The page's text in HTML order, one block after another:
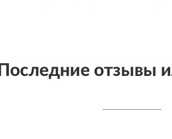
Последние отзывы